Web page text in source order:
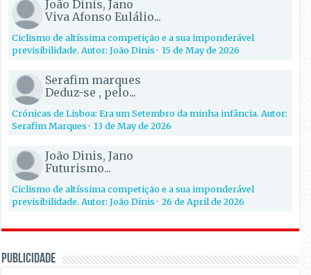
João Dinis, Jano
Viva Afonso Eulálio...
Ciclismo de altíssima competição e a sua imponderável
previsibilidade. Autor: João Dinis·15 de May de 2026
Serafim marques
Deduz-se , pelo...
Crónicas de Lisboa: Era um Setembro da minha infância. Autor:
Serafim Marques·13 de May de 2026
João Dinis, Jano
Futurismo...
Ciclismo de altíssima competição e a sua imponderável
previsibilidade. Autor: João Dinis·26 de April de 2026
PUBLICIDADE